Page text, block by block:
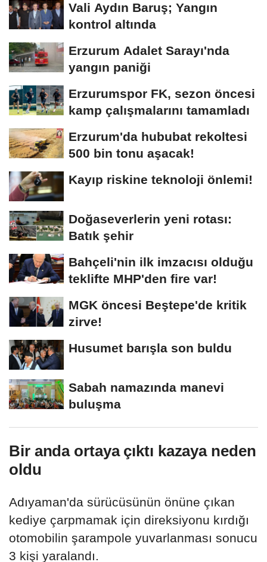
Vali Aydın Baruş; Yangın
kontrol altında
Erzurum Adalet Sarayı'nda
yangın paniği
Erzurumspor FK, sezon öncesi
kamp çalışmalarını tamamladı
Erzurum'da hububat rekoltesi
500 bin tonu aşacak!
Kayıp riskine teknoloji önlemi!
Doğaseverlerin yeni rotası:
Batık şehir
Bahçeli'nin ilk imzacısı olduğu
teklifte MHP'den fire var!
MGK öncesi Beştepe'de kritik
zirve!
Husumet barışla son buldu
Sabah namazında manevi
buluşma
Bir anda ortaya çıktı kazaya neden
oldu
Adıyaman'da sürücüsünün önüne çıkan
kediye çarpmamak için direksiyonu kırdığı
otomobilin şarampole yuvarlanması sonucu
3 kişi yaralandı.